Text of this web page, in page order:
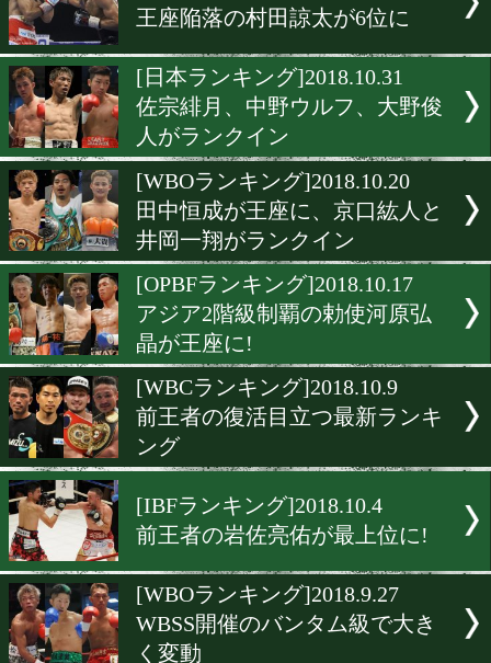
[WBO-APランキング
WBOアジアランク、各階
きく変動
[WBAランキング]2018.11.1
王座陥落の村田諒太が6位
[日本ランキング]2018.10.31
佐宗緋月、中野ウルフ、大
人がランクイン
[WBOランキング
田中恒成が王座に、京口紘
井岡一翔がランクイン
[OPBFランキング
アジア2階級制覇の勅使河
晶が王座に!
[WBCランキング]2018.10.9